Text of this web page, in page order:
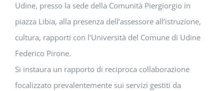
Udine, presso la sede della Comunità Piergiorgio in
piazza Libia, alla presenza dell’assessore all’istruzione,
cultura, rapporti con l’Università del Comune di Udine
Federico Pirone.
Si instaura un rapporto di reciproca collaborazione
focalizzato prevalentemente sui servizi gestiti da